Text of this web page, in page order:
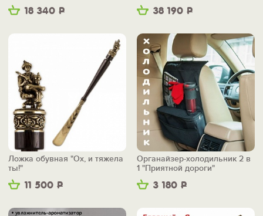
18 340 Р 38 190 Р
11 500 Р
Ложка обувная "Ох, и тяжела
ты!"
3 180 Р
Органайзер-холодильник 2 в
1 "Приятной дороги"